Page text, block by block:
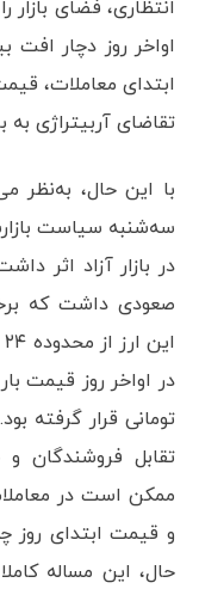
انتظاری، فضای بازار
اواخر روز دچار افت
ابتدای معاملات،
تقاضای آربیتراژی به
سه‌شنبه سیاست
در بازار آزاد اثر
صعودی داشت که
تومانی قرار گرفته
تقابل فروشندگان
ممکن است در
و قیمت ابتدای روز
حال، این مساله